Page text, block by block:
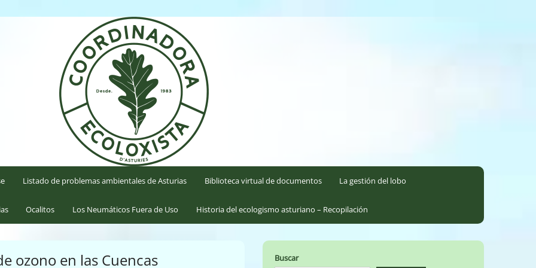
Listado de problemas ambientales de Asturias Biblioteca virtual de documentos La gestión del lobo
Ocalitos Los Neumáticos Fuera de Uso Historia del ecologismo asturiano – Recopilación
ozono en las Cuencas Buscar